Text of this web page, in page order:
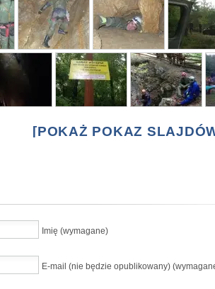
[POKAŻ POKAZ
Imię (wymagane)
E-mail (nie będzie opublikowany)